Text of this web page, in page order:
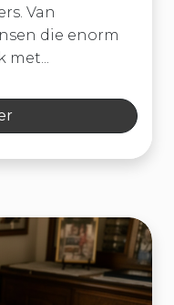
Van
die enorm
met...